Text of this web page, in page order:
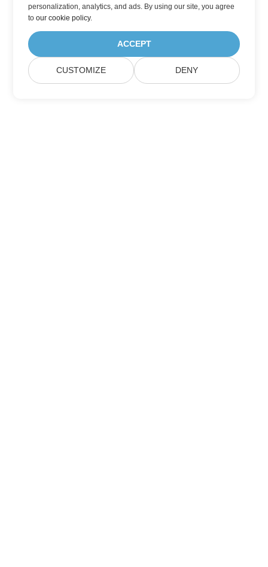
personalization, analytics, and ads. By using our site, you agree
toour cookie policy.
ACCEPT
CUSTOMIZE DENY